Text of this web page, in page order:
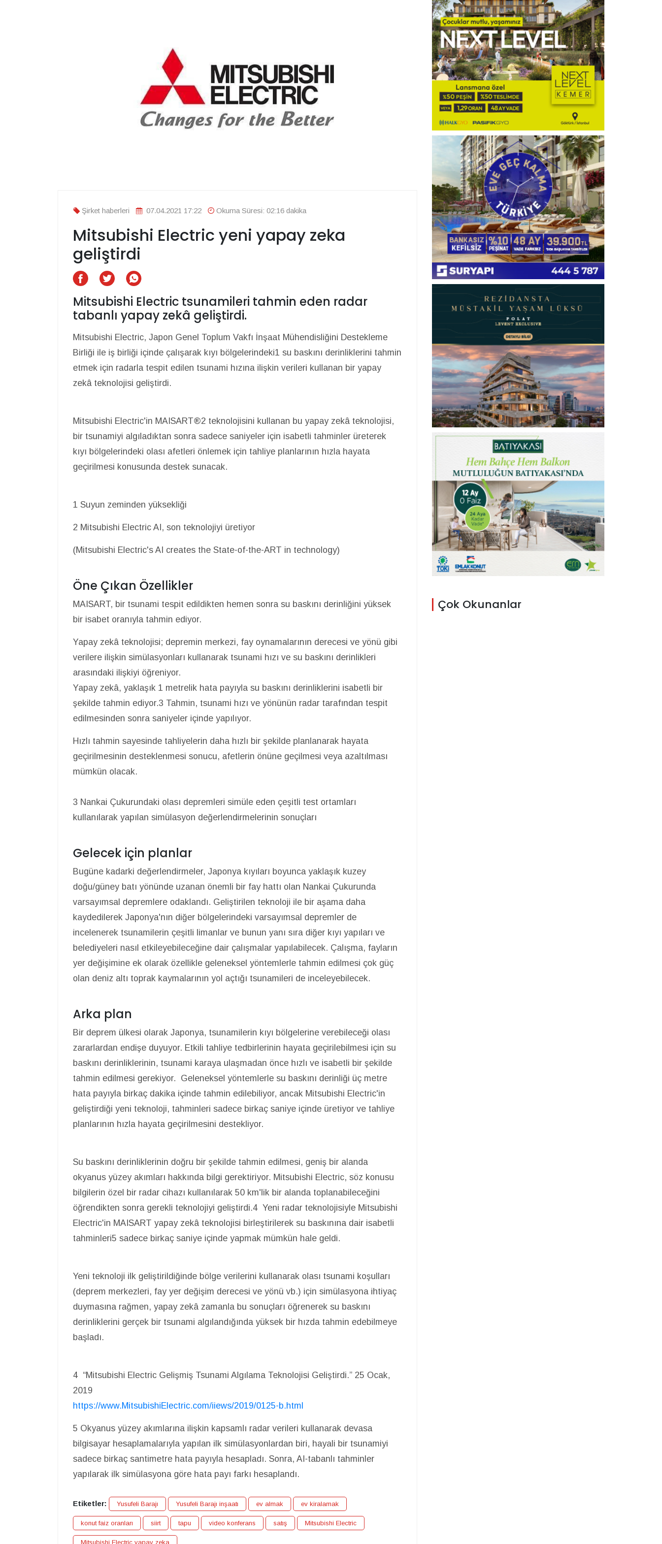
Şirket haberleri 07.04.2021 17:22 Okuma Süresi: 02:16 dakika
Mitsubishi Electric yeni yapay zeka
geliştirdi
Mitsubishi Electric tsunamileri tahmin eden radar
tabanlı yapay zekâ geliştirdi.
Mitsubishi Electric, Japon Genel Toplum Vakfı İnşaat Mühendisliğini Destekleme
Birliği ile iş birliği içinde çalışarak kıyı bölgelerindeki1 su baskını derinliklerini tahmin
etmek için radarla tespit edilen tsunami hızına ilişkin verileri kullanan bir yapay
zekâ teknolojisi geliştirdi.
Mitsubishi Electric'in MAISART®2 teknolojisini kullanan bu yapay zekâ teknolojisi,
bir tsunamiyi algıladıktan sonra sadece saniyeler için isabetli tahminler üreterek
kıyı bölgelerindeki olası afetleri önlemek için tahliye planlarının hızla hayata
geçirilmesi konusunda destek sunacak.
1 Suyun zeminden yüksekliği
2 Mitsubishi Electric AI, son teknolojiyi üretiyor
(Mitsubishi Electric's AI creates the State-of-the-ART in technology)
Öne Çıkan Özellikler
MAISART, bir tsunami tespit edildikten hemen sonra su baskını derinliğini yüksek
bir isabet oranıyla tahmin ediyor.
Yapay zekâ teknolojisi; depremin merkezi, fay oynamalarının derecesi ve yönü gibi
verilere ilişkin simülasyonları kullanarak tsunami hızı ve su baskını derinlikleri
arasındaki ilişkiyi öğreniyor.
Yapay zekâ, yaklaşık 1 metrelik hata payıyla su baskını derinliklerini isabetli bir
şekilde tahmin ediyor.3 Tahmin, tsunami hızı ve yönünün radar tarafından tespit
edilmesinden sonra saniyeler içinde yapılıyor.
Hızlı tahmin sayesinde tahliyelerin daha hızlı bir şekilde planlanarak hayata
geçirilmesinin desteklenmesi sonucu, afetlerin önüne geçilmesi veya azaltılması
mümkün olacak.
3 Nankai Çukurundaki olası depremleri simüle eden çeşitli test ortamları
kullanılarak yapılan simülasyon değerlendirmelerinin sonuçları
Gelecek için planlar
Bugüne kadarki değerlendirmeler, Japonya kıyıları boyunca yaklaşık kuzey
doğu/güney batı yönünde uzanan önemli bir fay hattı olan Nankai Çukurunda
varsayımsal depremlere odaklandı. Geliştirilen teknoloji ile bir aşama daha
kaydedilerek Japonya'nın diğer bölgelerindeki varsayımsal depremler de
incelenerek tsunamilerin çeşitli limanlar ve bunun yanı sıra diğer kıyı yapıları ve
belediyeleri nasıl etkileyebileceğine dair çalışmalar yapılabilecek. Çalışma, fayların
yer değişimine ek olarak özellikle geleneksel yöntemlerle tahmin edilmesi çok güç
olan deniz altı toprak kaymalarının yol açtığı tsunamileri de inceleyebilecek.
Arka plan
Bir deprem ülkesi olarak Japonya, tsunamilerin kıyı bölgelerine verebileceği olası
zararlardan endişe duyuyor. Etkili tahliye tedbirlerinin hayata geçirilebilmesi için su
baskını derinliklerinin, tsunami karaya ulaşmadan önce hızlı ve isabetli bir şekilde
tahmin edilmesi gerekiyor. Geleneksel yöntemlerle su baskını derinliği üç metre
hata payıyla birkaç dakika içinde tahmin edilebiliyor, ancak Mitsubishi Electric'in
geliştirdiği yeni teknoloji, tahminleri sadece birkaç saniye içinde üretiyor ve tahliye
planlarının hızla hayata geçirilmesini destekliyor.
Su baskını derinliklerinin doğru bir şekilde tahmin edilmesi, geniş bir alanda
okyanus yüzey akımları hakkında bilgi gerektiriyor. Mitsubishi Electric, söz konusu
bilgilerin özel bir radar cihazı kullanılarak 50 km'lik bir alanda toplanabileceğini
öğrendikten sonra gerekli teknolojiyi geliştirdi.4 Yeni radar teknolojisiyle Mitsubishi
Electric'in MAISART yapay zekâ teknolojisi birleştirilerek su baskınına dair isabetli
tahminleri5 sadece birkaç saniye içinde yapmak mümkün hale geldi.
Yeni teknoloji ilk geliştirildiğinde bölge verilerini kullanarak olası tsunami koşulları
(deprem merkezleri, fay yer değişim derecesi ve yönü vb.) için simülasyona ihtiyaç
duymasına rağmen, yapay zekâ zamanla bu sonuçları öğrenerek su baskını
derinliklerini gerçek bir tsunami algılandığında yüksek bir hızda tahmin edebilmeye
başladı.
4 “Mitsubishi Electric Gelişmiş Tsunami Algılama Teknolojisi Geliştirdi.” 25 Ocak,
2019
https://www.MitsubishiElectric.com/iiews/2019/0125-b.html
5 Okyanus yüzey akımlarına ilişkin kapsamlı radar verileri kullanarak devasa
bilgisayar hesaplamalarıyla yapılan ilk simülasyonlardan biri, hayali bir tsunamiyi
sadece birkaç santimetre hata payıyla hesapladı. Sonra, AI-tabanlı tahminler
yapılarak ilk simülasyona göre hata payı farkı hesaplandı.
Etiketler: Yusufeli Barajı Yusufeli Barajı inşaatı ev almak ev kiralamak
konut faiz oranları siirt tapu video konferans satış Mitsubishi Electric
Mitsubishi Electric yapay zeka
Çok Okunanlar